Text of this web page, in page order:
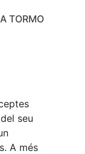
TORMO
seu
A més